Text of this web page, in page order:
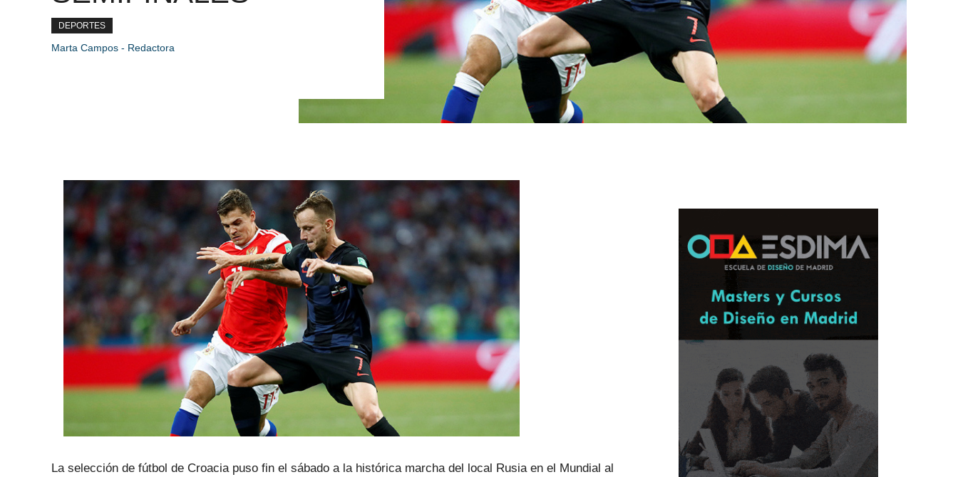
DEPORTES
Marta Campos - Redactora
La selección de fútbol de Croacia puso fin el sábado a la histórica marcha del local Rusia en el Mundial al